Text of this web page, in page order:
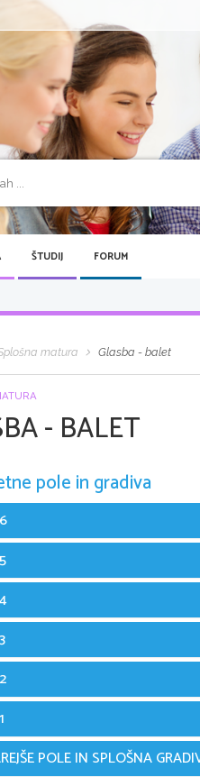
ŠTUDIJ FORUM
matura Glasba - balet
- BALET
pole in gradiva
POLE IN SPLOŠNA